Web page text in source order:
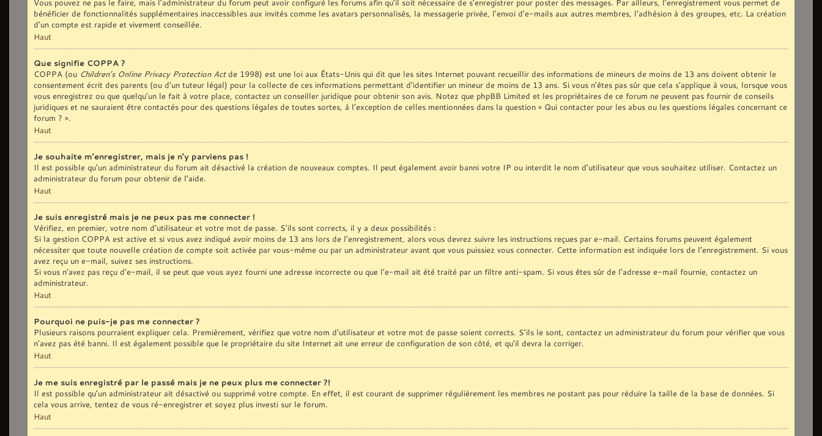
Vous pouvez ne pas le faire, mais l’administrateur du forum peut avoir configuré les forums afin qu’il soit nécessaire de s’enregistrer pour poster des messages. Par ailleurs, l’enregistrement vous permet de
bénéficier de fonctionnalités supplémentaires inaccessibles aux invités comme les avatars personnalisés, la messagerie privée, l’envoi d’e-mails aux autres membres, l’adhésion à des groupes, etc. La création
d’un compte est rapide et vivement conseillée.
Haut
Que signifie COPPA ?
COPPA (ou Children’s Online Privacy Protection Actde 1998) est une loi aux États-Unis qui dit que les sites Internet pouvant recueillir des informations de mineurs de moins de 13 ans doivent obtenir le
consentement écrit des parents (ou d’un tuteur légal) pour la collecte de ces informations permettant d’identifier un mineur de moins de 13 ans. Si vous n’êtes pas sûr que cela s’applique à vous, lorsque vous
vous enregistrez ou que quelqu’un le fait à votre place, contactez un conseiller juridique pour obtenir son avis. Notez que phpBB Limited et les propriétaires de ce forum ne peuvent pas fournir de conseils
juridiques et ne sauraient être contactés pour des questions légales de toutes sortes, à l’exception de celles mentionnées dans la question « Qui contacter pour les abus ou les questions légales concernant ce
forum ? ».
Haut
Je souhaite m’enregistrer, mais je n’y parviens pas !
Il est possible qu’un administrateur du forum ait désactivé la création de nouveaux comptes. Il peut également avoir banni votre IP ou interdit le nom d’utilisateur que vous souhaitez utiliser. Contactez un
administrateur du forum pour obtenir de l’aide.
Haut
Je suis enregistré mais je ne peux pas me connecter !
Vérifiez, en premier, votre nom d’utilisateur et votre mot de passe. S’ils sont corrects, il y a deux possibilités :
Si la gestion COPPA est active et si vous avez indiqué avoir moins de 13 ans lors de l’enregistrement, alors vous devrez suivre les instructions reçues par e-mail. Certains forums peuvent également
nécessiter que toute nouvelle création de compte soit activée par vous-même ou par un administrateur avant que vous puissiez vous connecter. Cette information est indiquée lors de l’enregistrement. Si vous
avez reçu un e-mail, suivez ses instructions.
Si vous n’avez pas reçu d’e-mail, il se peut que vous ayez fourni une adresse incorrecte ou que l’e-mail ait été traité par un filtre anti-spam. Si vous êtes sûr de l’adresse e-mail fournie, contactez un
administrateur.
Haut
Pourquoi ne puis-je pas me connecter ?
Plusieurs raisons pourraient expliquer cela. Premièrement, vérifiez que votre nom d’utilisateur et votre mot de passe soient corrects. S’ils le sont, contactez un administrateur du forum pour vérifier que vous
n’avez pas été banni. Il est également possible que le propriétaire du site Internet ait une erreur de configuration de son côté, et qu’il devra la corriger.
Haut
Je me suis enregistré par le passé mais je ne peux plus me connecter ?!
Il est possible qu’un administrateur ait désactivé ou supprimé votre compte. En effet, il est courant de supprimer régulièrement les membres ne postant pas pour réduire la taille de la base de données. Si
cela vous arrive, tentez de vous ré-enregistrer et soyez plus investi sur le forum.
Haut